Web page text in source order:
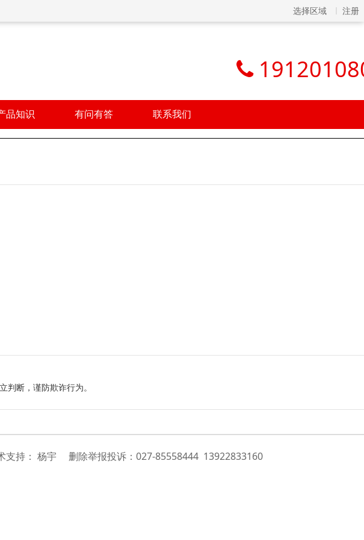
选择区域 注册
品知识 有问有答 联系我们
断，谨防欺诈行为。
支持 ： 杨宇 删除举报投诉：027-85558444 13922833160